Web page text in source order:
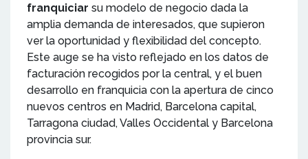
franquiciar su modelo de negocio dada la
amplia demanda de interesados, que supieron
ver la oportunidad y flexibilidad del concepto.
Este auge se ha visto reflejado en los datos de
facturación recogidos por la central, y el buen
desarrollo en franquicia con la apertura de cinco
nuevos centros en Madrid, Barcelona capital,
Tarragona ciudad, Valles Occidental y Barcelona
provincia sur.